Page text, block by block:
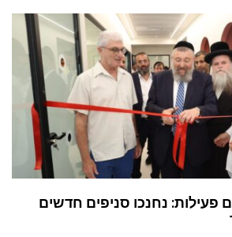
פעילות: נחנכו סניפים חדשים